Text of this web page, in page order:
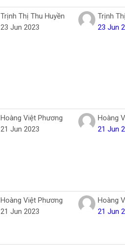
Trịnh Thị Thu Huyền
23 Jun 2023
Trịnh
23 Jun
Hoàng Việt Phương
21 Jun 2023
Hoàng
21 Jun
Hoàng Việt Phương
21 Jun 2023
Hoàng
21 Jun